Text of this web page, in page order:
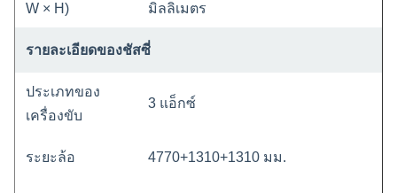
W × H)
มิลลิเมตร
รายละเอียดของชัสซี่
ประเภทของ
เครื่องขับ
3 แอ็กซ์
ระยะล้อ 4770+1310+1310 มม.